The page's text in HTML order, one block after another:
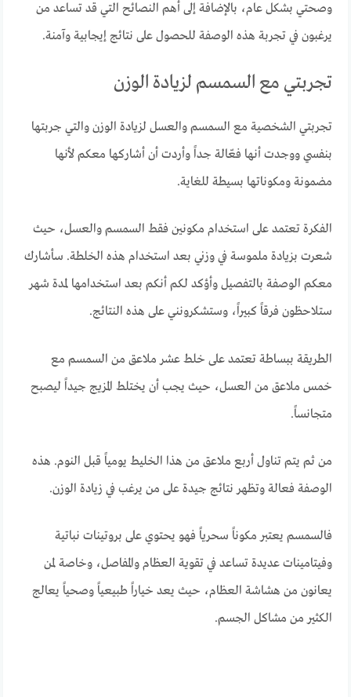
وصحتي بشكل عام، بالإضافة إلى أهم النصائح التي قد تساعد من
يرغبون في تجربة هذه الوصفة للحصول على نتائج إيجابية وآمنة.
تجربتي مع السمسم لزيادة الوزن
تجربتي الشخصية مع السمسم والعسل لزيادة الوزن والتي جربتها
بنفسي ووجدت أنها فعّالة جداً وأردت أن أشاركها معكم لأنها
مضمونة ومكوناتها بسيطة للغاية.
الفكرة تعتمد على استخدام مكونين فقط السمسم والعسل، حيث
شعرت بزيادة ملموسة في وزني بعد استخدام هذه الخلطة. سأشارك
معكم الوصفة بالتفصيل وأؤكد لكم أنكم بعد استخدامها لمدة شهر
ستلاحظون فرقاً كبيراً، وستشكرونني على هذه النتائج.
الطريقة ببساطة تعتمد على خلط عشر ملاعق من السمسم مع
خمس ملاعق من العسل، حيث يجب أن يختلط المزيج جيداً ليصبح
متجانساً.
من ثم يتم تناول أربع ملاعق من هذا الخليط يومياً قبل النوم. هذه
الوصفة فعالة وتظهر نتائج جيدة على من يرغب في زيادة الوزن.
فالسمسم يعتبر مكوناً سحرياً فهو يحتوي على بروتينات نباتية
وفيتامينات عديدة تساعد في تقوية العظام والمفاصل، وخاصة لمن
يعانون من هشاشة العظام، حيث يعد خياراً طبيعياً وصحياً يعالج
الكثير من مشاكل الجسم.